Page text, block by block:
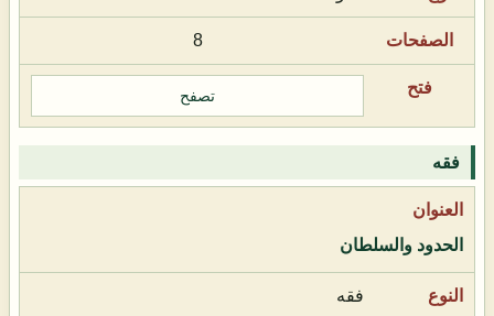
8
تصفح
فقه
الحدود والسلطان
فقه